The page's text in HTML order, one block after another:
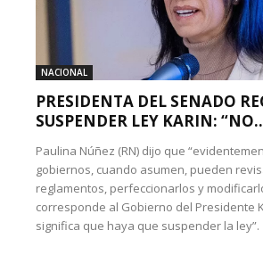
NACIONAL
PRESIDENTA DEL SENADO
SUSPENDER LEY KARIN:
Paulina Núñez (RN) dijo que
gobiernos, cuando asumen, pueden
reglamentos, perfeccionarlos y
corresponde al Gobierno del Presidente
significa que haya que suspender la ley”.